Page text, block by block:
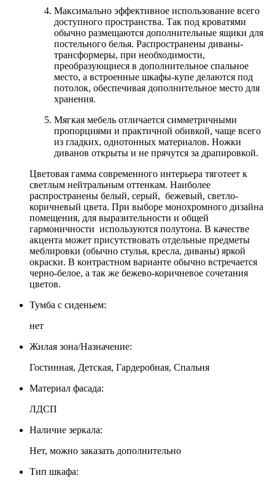
Максимально эффективное использование всего
доступного пространства. Так под кроватями
обычно размещаются дополнительные ящики для
постельного белья. Распространены диваны-
трансформеры, при необходимости,
преобразующиеся в дополнительное спальное
место, а встроенные шкафы-купе делаются под
потолок, обеспечивая дополнительное место для
хранения.
Мягкая мебель отличается симметричными
пропорциями и практичной обивкой, чаще всего
из гладких, однотонных материалов. Ножки
диванов открыты и не прячутся за драпировкой.
Цветовая гамма современного интерьера тяготеет к
светлым нейтральным оттенкам. Наиболее
распространены белый, серый, бежевый, светло-
коричневый цвета. При выборе монохромного дизайна
помещения, для выразительности и общей
гармоничности используются полутона. В качестве
акцента может присутствовать отдельные предметы
меблировки (обычно стулья, кресла, диваны) яркой
окраски. В контрастном варианте обычно встречается
черно-белое, а так же бежево-коричневое сочетания
цветов.
Тумба с сиденьем:
нет
Жилая зона/Назначение:
Гостинная, Детская, Гардеробная, Спальня
Материал фасада:
ЛДСП
Наличие зеркала:
Нет, можно заказать дополнительно
Тип шкафа: